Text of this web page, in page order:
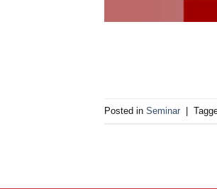
Posted in Seminar |